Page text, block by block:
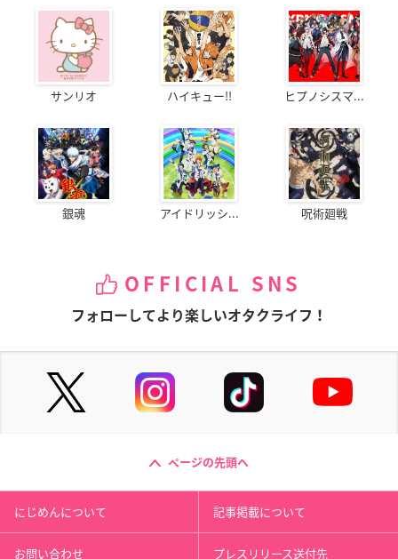
サンリオ ハイキュー!! ヒプノシスマ...
銀魂 アイドリッシ... 呪術廻戦
OFFICIAL SNS
フォローしてより楽しいオタクライフ！
ページの先頭へ
にじめんについて 記事掲載について
お問い合わせ プレスリリース送付先